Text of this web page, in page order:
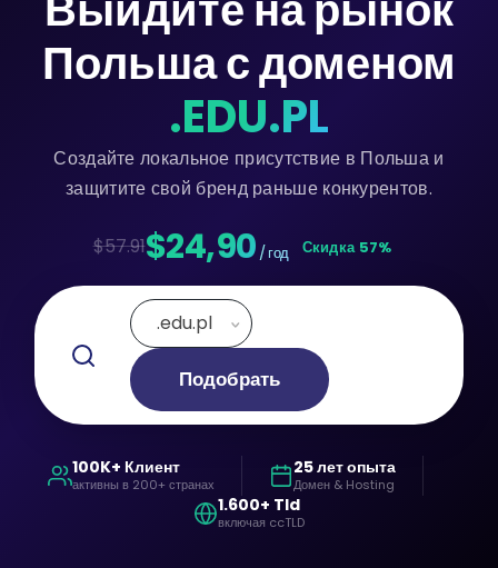
Польша с доменом
.EDU.PL
Создайте локальное присутствие в Польша и
защитите свой бренд раньше конкурентов.
$57.91$24,90 / год Скидка 57%
.edu.pl
Подобрать
100K+ Клиент
активны в 200+ странах
25 лет опыта
Домен & Hosting
1.600+ Tld
включая ccTLD